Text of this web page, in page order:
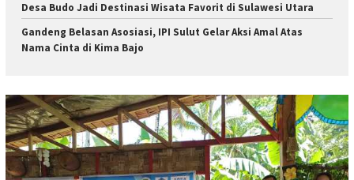
Desa Budo Jadi Destinasi Wisata Favorit di Sulawesi Utara
Gandeng Belasan Asosiasi, IPI Sulut Gelar Aksi Amal Atas
Nama Cinta di Kima Bajo